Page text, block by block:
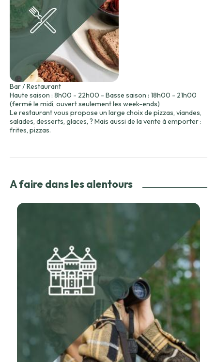
Bar / Restaurant
Haute saison : 8h00 - 22h00 - Basse saison : 18h00 - 21h00
(fermé le midi, ouvert seulement les week-ends)
Le restaurant vous propose un large choix de pizzas, viandes,
salades, desserts, glaces, ? Mais aussi de la vente à emporter :
frites, pizzas.
A faire dans les alentours